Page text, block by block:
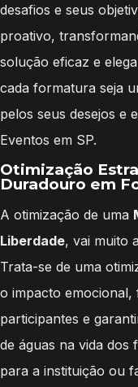
desafios e seus
proativo,
solução eficaz e
cada formatura seja
pelos seus desejos e
Eventos em SP.
Otimização
Duradouro em
A otimização de uma
Liberdade, vai muito
Trata-se de uma
o impacto
participantes e
de águas na vida
para a instituição ou